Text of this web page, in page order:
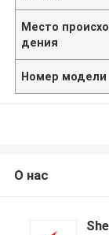
Место
дения
Номер модели
О нас